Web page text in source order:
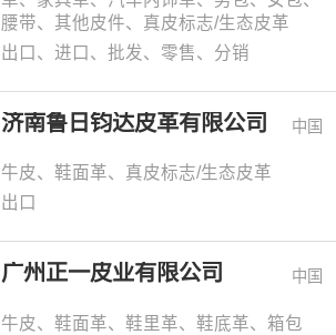
腰带、其他皮件、真皮标志/生态皮革
出口、进口、批发、零售、分销
济南鲁日钧达皮革有限公司 中国
牛皮、鞋面革、真皮标志/生态皮革
出口
广州正一皮业有限公司 中国
牛皮、鞋面革、鞋里革、鞋底革、箱包